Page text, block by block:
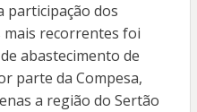
participação dos
mais recorrentes foi
abastecimento de
parte da Compesa,
a região do Sertão